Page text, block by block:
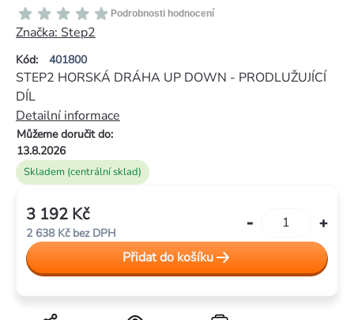
Kód: 401800
Průměrné
hodnocení
produktu
je
0,0
z
5
hvězdiček.
Podrobnosti hodnocení
Značka: Step2
Skladem (centrální sklad)
Můžeme doručit do:
13.8.2026
STEP2 HORSKÁ DRÁHA UP DOWN - PRODLUŽUJÍCÍ
DÍL
Detailní informace
3 192 Kč
2 638 Kč bez DPH
cena:
Přidat do košíku